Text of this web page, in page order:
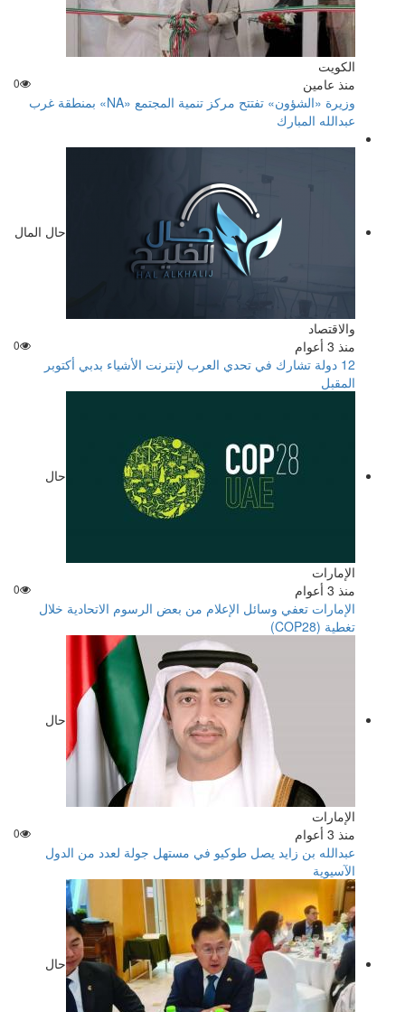
الكويت
منذ عامين
0
وزيرة «الشؤون» تفتتح مركز تنمية المجتمع «NA» بمنطقة غرب
عبدالله المبارك
حال المال
والاقتصاد
منذ 3 أعوام
0
12 دولة تشارك في تحدي العرب لإنترنت الأشياء بدبي أكتوبر
المقبل
حال
الإمارات
منذ 3 أعوام
0
الإمارات تعفي وسائل الإعلام من بعض الرسوم الاتحادية خلال
تغطية (COP28)
حال
الإمارات
منذ 3 أعوام
0
عبدالله بن زايد يصل طوكيو في مستهل جولة لعدد من الدول
الآسيوية
حال